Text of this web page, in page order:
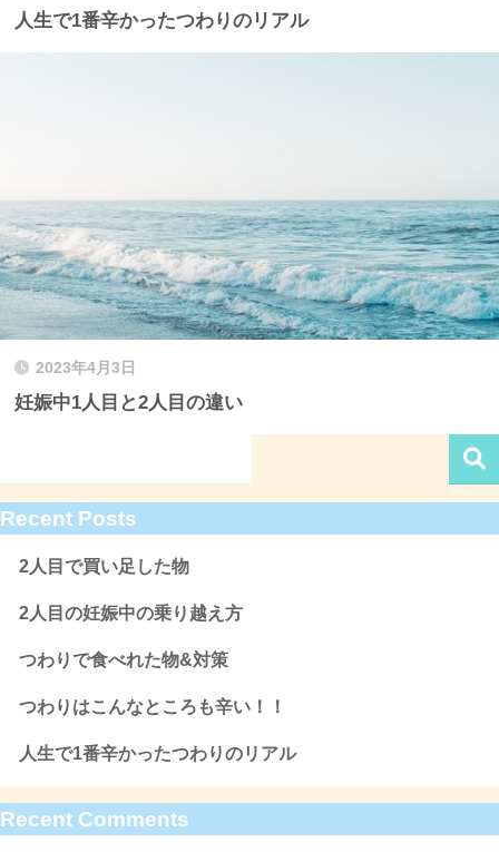
人生で1番辛かったつわりのリアル
2023年4月3日
妊娠中1人目と2人目の違い
Recent Posts
2人目で買い足した物
2人目の妊娠中の乗り越え方
つわりで食べれた物&対策
つわりはこんなところも辛い！！
人生で1番辛かったつわりのリアル
Recent Comments